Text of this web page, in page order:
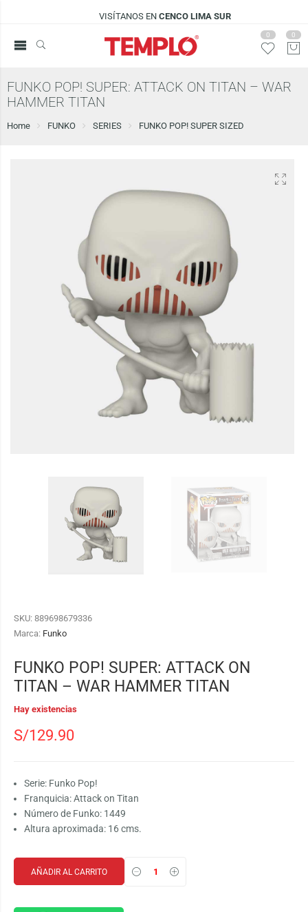
VISÍTANOS ENCENCO LIMA SUR
0 0
FUNKO POP! SUPER: ATTACK ON TITAN – WAR
HAMMER TITAN
Home FUNKO SERIES FUNKO POP! SUPER SIZED
SKU: 889698679336
Marca: Funko
FUNKO POP! SUPER: ATTACK ON
TITAN – WAR HAMMER TITAN
Hay existencias
S/129.90
Serie: Funko Pop!
Franquicia: Attack on Titan
Número de Funko: 1449
Altura aproximada: 16 cms.
AÑADIR AL CARRITO